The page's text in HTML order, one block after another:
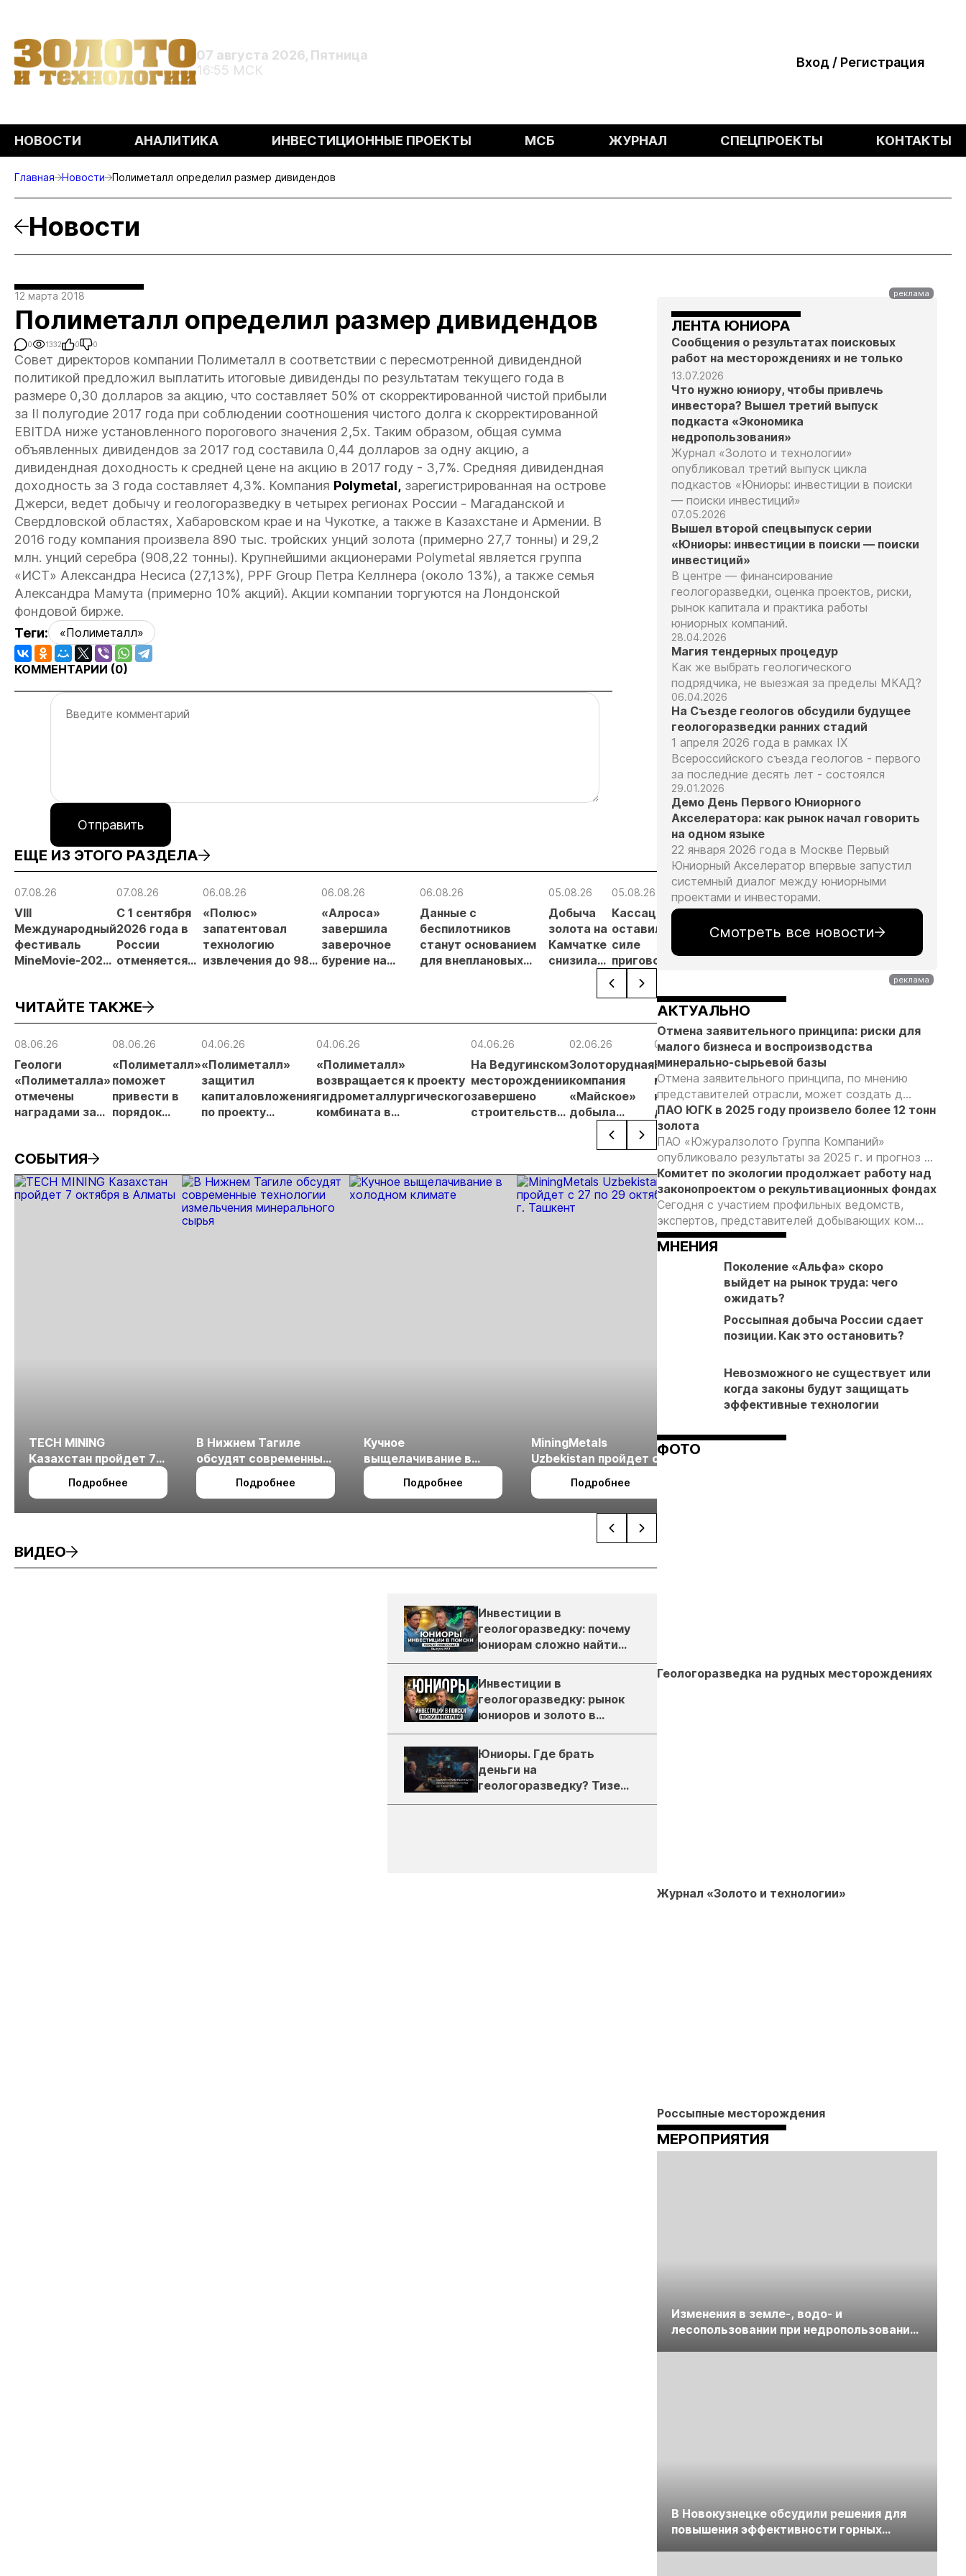
07 августа 2026, Пятница
16:55 МСК
Вход / Регистрация
НОВОСТИ АНАЛИТИКА ИНВЕСТИЦИОННЫЕ ПРОЕКТЫ МСБ ЖУРНАЛ СПЕЦПРОЕКТЫ КОНТАКТЫ
Главная Новости Полиметалл определил размер дивидендов
Новости
12 марта 2018
Полиметалл определил размер дивидендов
0 1332 0 0
Совет директоров компании Полиметалл в соответствии с пересмотренной дивидендной
политикой предложил выплатить итоговые дивиденды по результатам текущего года в
размере 0,30 долларов за акцию, что составляет 50% от скорректированной чистой прибыли
за II полугодие 2017 года при соблюдении соотношения чистого долга к скорректированной
EBITDA ниже установленного порогового значения 2,5x. Таким образом, общая сумма
объявленных дивидендов за 2017 год составила 0,44 долларов за одну акцию, а
дивидендная доходность к средней цене на акцию в 2017 году - 3,7%. Средняя дивидендная
доходность за 3 года составляет 4,3%. Компания Polymetal, зарегистрированная на острове
Джерси, ведет добычу и геологоразведку в четырех регионах России - Магаданской и
Свердловской областях, Хабаровском крае и на Чукотке, а также в Казахстане и Армении. В
2016 году компания произвела 890 тыс. тройских унций золота (примерно 27,7 тонны) и 29,2
млн. унций серебра (908,22 тонны). Крупнейшими акционерами Polymetal является группа
«ИСТ» Александра Несиса (27,13%), PPF Group Петра Келлнера (около 13%), а также семья
Александра Мамута (примерно 10% акций). Акции компании торгуются на Лондонской
фондовой бирже.
Теги:
«Полиметалл»
КОММЕНТАРИИ (0)
Отправить
ЕЩЕ ИЗ ЭТОГО РАЗДЕЛА
07.08.26
VIII
Международный
фестиваль
MineMovie-2026
07.08.26
С 1 сентября
2026 года в
России
отменяется
россыпи:
отраслевые
риски и
МСБ
06.08.26
«Полюс»
запатентовал
технологию
извлечения до 98%
06.08.26
«Алроса»
завершила
заверочное
бурение на
06.08.26
Данные с
беспилотников
станут основанием
для внеплановых
05.08.26
Добыча
золота на
Камчатке
снизилась
05.08.26
Кассация
оставила в
силе
приговор
по делу о
незаконной
добыче 43
кг золота и
серебра на
05.08.26
Эксперты
предложили
подходы к
золотодобычи
реформы
лицензирования
05.08.26
Путин обсудил
с главой
развитие
Якутии
Продажи
золотых
выросли на
ЧИТАЙТЕ ТАКЖЕ
08.06.26
Геологи
«Полиметалла»
отмечены
наградами за
«Андрей»
08.06.26
«Полиметалл»
поможет
привести в
порядок
04.06.26
«Полиметалл»
защитил
капиталовложения
по проекту
04.06.26
«Полиметалл»
возвращается к проекту
гидрометаллургического
комбината в
04.06.26
На Ведугинском
месторождении
завершено
строительство
02.06.26
Золоторудная
компания
«Майское»
добыла
десять
миллионов
01.06.26
На Галкинском
месторождении
на Урале начали
добывать руду
01.06.26
На ГОКе Ведуги
начались
пусконаладочные
работы
29.05.26
Полиметалл»
изготовили 10
СОБЫТИЯ
TECH MINING
Казахстан пройдет 7
октября в Алматы
Подробнее
В Нижнем Тагиле
обсудят современные
технологии
измельчения
Подробнее
Кучное
выщелачивание в
холодном климате
Подробнее
MiningMetals
Uzbekistan пройдет с
27 по 29 октября в г.
Ташкент
Подробнее
Выставка «Рудник
ВИДЕО
Инвестиции в
геологоразведку: почему
юниорам сложно найти
деньги
Инвестиции в
геологоразведку: рынок
юниоров и золото в
России
Юниоры. Где брать
деньги на
геологоразведку? Тизер
подкаста ЗиТ №1
ЛЕНТА ЮНИОРА
Сообщения о результатах поисковых
работ на месторождениях и не только
13.07.2026
Что нужно юниору, чтобы привлечь
инвестора? Вышел третий выпуск
подкаста «Экономика
недропользования»
Журнал «Золото и технологии»
опубликовал третий выпуск цикла
подкастов «Юниоры: инвестиции в поиски
— поиски инвестиций»
07.05.2026
Вышел второй спецвыпуск серии
«Юниоры: инвестиции в поиски — поиски
инвестиций»
В центре — финансирование
геологоразведки, оценка проектов, риски,
рынок капитала и практика работы
юниорных компаний.
28.04.2026
Магия тендерных процедур
Как же выбрать геологического
подрядчика, не выезжая за пределы МКАД?
06.04.2026
На Съезде геологов обсудили будущее
геологоразведки ранних стадий
1 апреля 2026 года в рамках IX
Всероссийского съезда геологов - первого
за последние десять лет - состоялся
29.01.2026
Демо День Первого Юниорного
Акселератора: как рынок начал говорить
на одном языке
22 января 2026 года в Москве Первый
Юниорный Акселератор впервые запустил
системный диалог между юниорными
проектами и инвесторами.
Смотреть все новости
АКТУАЛЬНО
Отмена заявительного принципа: риски для
малого бизнеса и воспроизводства
минерально-сырьевой базы
Отмена заявительного принципа, по мнению
представителей отрасли, может создать д...
ПАО ЮГК в 2025 году произвело более 12 тонн
золота
ПАО «Южуралзолото Группа Компаний»
опубликовало результаты за 2025 г. и прогноз ...
Комитет по экологии продолжает работу над
законопроектом о рекультивационных фондах
Сегодня с участием профильных ведомств,
экспертов, представителей добывающих ком...
МНЕНИЯ
Поколение «Альфа» скоро
выйдет на рынок труда: чего
ожидать?
Россыпная добыча России сдает
позиции. Как это остановить?
Невозможного не существует или
когда законы будут защищать
эффективные технологии
ФОТО
Геологоразведка на рудных месторождениях
Журнал «Золото и технологии»
Россыпные месторождения
МЕРОПРИЯТИЯ
Изменения в земле-, водо- и
лесопользовании при недропользовании
В Новокузнецке обсудили решения для
повышения эффективности горных